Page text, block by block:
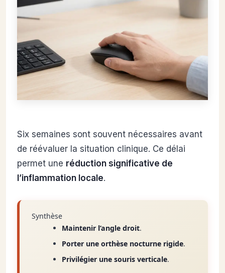
Six semaines sont souvent nécessaires avant
de réévaluer la situation clinique. Ce délai
permet une réduction significative de
l’inflammation locale.
Synthèse
Maintenir l’angle droit.
Porter une orthèse nocturne rigide.
Privilégier une souris verticale.